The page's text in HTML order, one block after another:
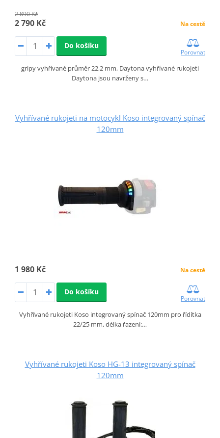
2 890 Kč
2 790 Kč Na cestě
Do košíku
Porovnat
gripy vyhřívané průměr 22,2 mm, Daytona vyhřívané rukojeti
Daytona jsou navrženy s…
Vyhřívané rukojeti na motocykl Koso integrovaný spínač
120mm
1 980 Kč Na cestě
Do košíku
Porovnat
Vyhřívané rukojeti Koso integrovaný spínač 120mm pro řídítka
22/25 mm, délka řazení:…
Vyhřívané rukojeti Koso HG-13 integrovaný spínač
120mm